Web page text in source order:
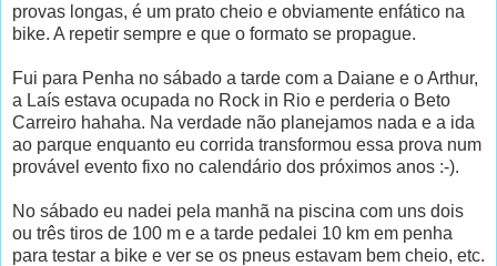
provas longas, é um prato cheio e obviamente enfático na
bike. A repetir sempre e que o formato se propague.
Fui para Penha no sábado a tarde com a Daiane e o Arthur,
a Laís estava ocupada no Rock in Rio e perderia o Beto
Carreiro hahaha. Na verdade não planejamos nada e a ida
ao parque enquanto eu corrida transformou essa prova num
provável evento fixo no calendário dos próximos anos :-).
No sábado eu nadei pela manhã na piscina com uns dois
ou três tiros de 100 m e a tarde pedalei 10 km em penha
para testar a bike e ver se os pneus estavam bem cheio, etc.